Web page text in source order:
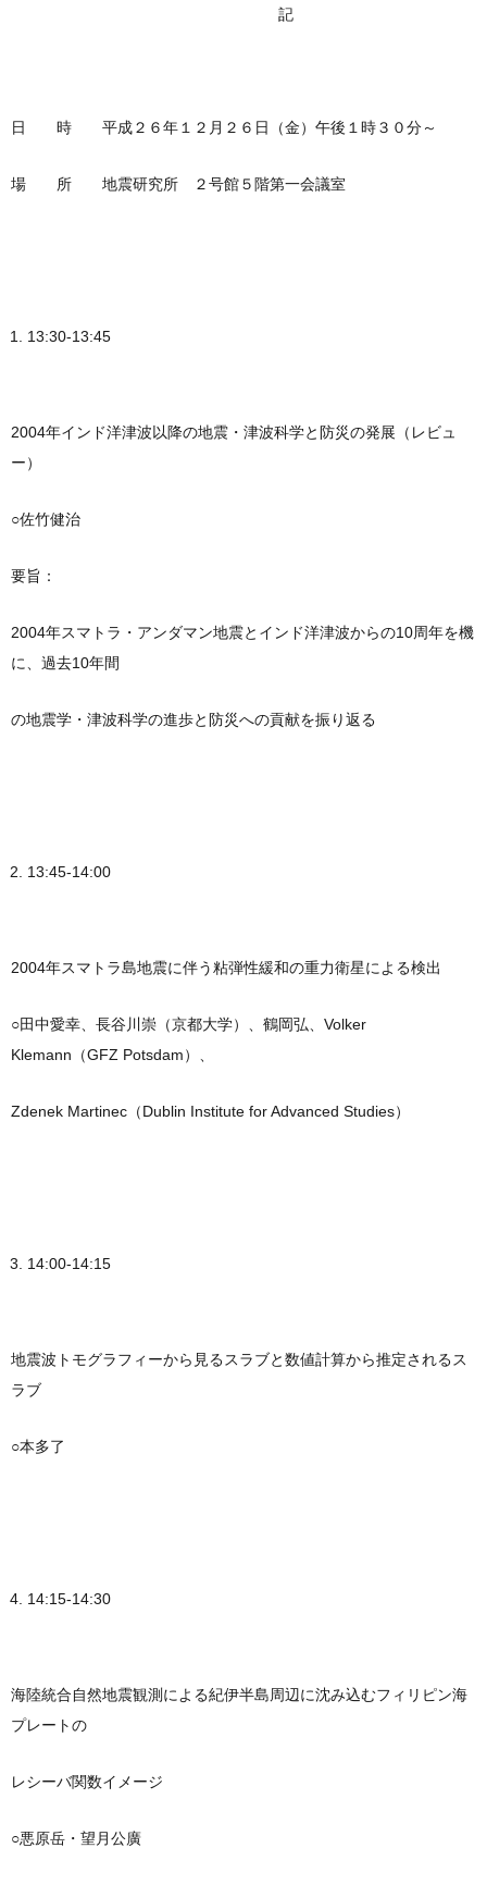
記
日 時 平成２６年１２月２６日（金）午後１時３０分～
場 所 地震研究所 ２号館５階第一会議室
13:30-13:45
2004年インド洋津波以降の地震・津波科学と防災の発展（レビュ
ー）
○佐竹健治
要旨：
2004年スマトラ・アンダマン地震とインド洋津波からの10周年を機
に、過去10年間
の地震学・津波科学の進歩と防災への貢献を振り返る
13:45-14:00
2004年スマトラ島地震に伴う粘弾性緩和の重力衛星による検出
○田中愛幸、長谷川崇（京都大学）、鶴岡弘、Volker
Klemann（GFZ Potsdam）、
Zdenek Martinec（Dublin Institute for Advanced Studies）
14:00-14:15
地震波トモグラフィーから見るスラブと数値計算から推定されるス
ラブ
○本多了
14:15-14:30
海陸統合自然地震観測による紀伊半島周辺に沈み込むフィリピン海
プレートの
レシーバ関数イメージ
○悪原岳・望月公廣